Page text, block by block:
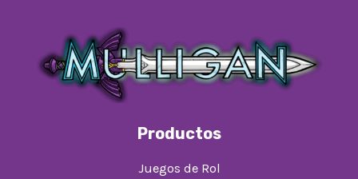
Productos
Juegos de Rol